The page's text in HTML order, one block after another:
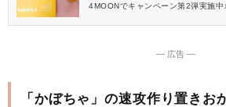
4MOONでキャンペーン第2弾実施中
― 広告 ―
「かぼちゃ」の速攻作り置き